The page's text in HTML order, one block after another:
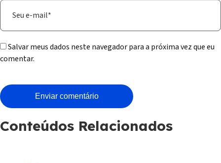
Salvar meus dados neste navegador para a próxima vez que eu
comentar.
Conteúdos Relacionados